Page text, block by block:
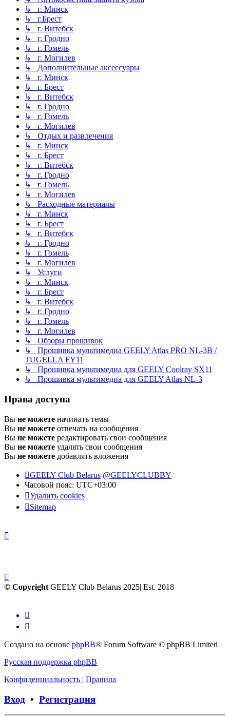
↳ г. Минск
↳ г.Брест
↳ г. Витебск
↳ г. Гродно
↳ г. Гомель
↳ г. Могилев
↳ Дополнительные аксессуары
↳ г. Минск
↳ г. Брест
↳ г. Витебск
↳ г. Гродно
↳ г. Гомель
↳ г. Могилев
↳ Отдых и развлечения
↳ г. Минск
↳ г. Брест
↳ г. Витебск
↳ г. Гродно
↳ г. Гомель
↳ г. Могилев
↳ Расходные материалы
↳ г. Минск
↳ г. Брест
↳ г. Витебск
↳ г. Гродно
↳ г. Гомель
↳ г. Могилев
↳ Услуги
↳ г. Минск
↳ г. Брест
↳ г. Витебск
↳ г. Гродно
↳ г. Гомель
↳ г. Могилев
↳ Обзоры прошивок
↳ Прошивка мультимедиа GEELY Atlas PRO NL-3B /
TUGELLA FY11
↳ Прошивка мультимедиа для GEELY Coolray SX11
↳ Прошивка мультимедиа для GEELY Atlas NL-3
Права доступа
Вы не можете начинать темы
Вы не можете отвечать на сообщения
Вы не можете редактировать свои сообщения
Вы не можете удалять свои сообщения
Вы не можете добавлять вложения
GEELY Club Belarus @GEELYCLUBBY
Часовой пояс: UTC+03:00
Удалить cookies
Sitemap
© Copyright GEELY Club Belarus 2025| Est. 2018
Создано на основе phpBB® Forum Software © phpBB Limited
Русская поддержка phpBB
Конфиденциальность | Правила
Вход • Регистрация